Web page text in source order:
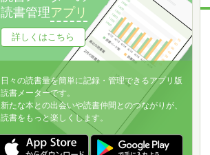
読書管理アプリ
詳しくはこちら
日々の読書量を簡単に記録・管理できるアプリ版
読書メーターです。
新たな本との出会いや読書仲間とのつながりが、
読書をもっと楽しくします。